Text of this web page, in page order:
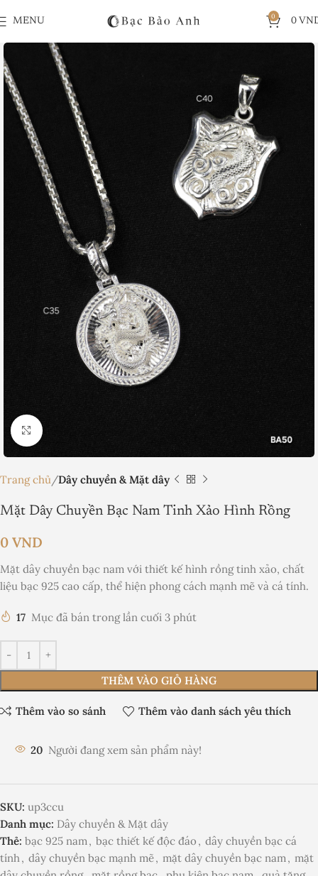
MENU
0
0
Nhấp để phóng to
Trang chủ Dây chuyền & Mặt dây
Mặt Dây Chuyền Bạc Nam Tinh Xảo Hình Rồng
0 VND
Mặt dây chuyền bạc nam với thiết kế hình rồng tinh xảo, chất
liệu bạc 925 cao cấp, thể hiện phong cách mạnh mẽ và cá tính.
17 Mục đã bán trong lần cuối 3 phút
THÊM VÀO GIỎ HÀNG
Thêm vào so sánh Thêm vào danh sách yêu thích
20 Người đang xem sản phẩm này!
SKU: up3ccu
Danh mục: Dây chuyền & Mặt dây
Thẻ: bạc 925 nam, bạc thiết kế độc đáo , dây chuyền bạc cá
tính, dây chuyền bạc mạnh mẽ, mặt dây chuyền bạc nam, mặt